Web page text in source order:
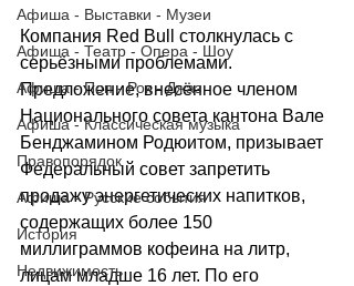
Афиша - Выставки - Музеи
Афиша - Театр - Опера - Шоу
Афиша - Поп - Рок - Джаз
Афиша - Классическая музыка
Правопорядок
Афиша - Русские события
История
Недвижимость
Компания Red Bull столкнулась с
серьёзными проблемами.
Предложение, внесённое членом
Национального совета кантона Вале
Бенджамином Родюитом, призывает
Федеральный совет запретить
продажу энергетических напитков,
содержащих более 150
миллиграммов кофеина на литр,
лицам младше 16 лет. По его